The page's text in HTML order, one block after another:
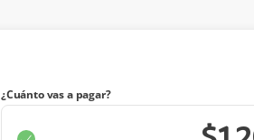
¿Cuánto vas a pagar?